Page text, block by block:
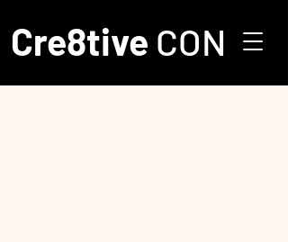
Cre8tive CON